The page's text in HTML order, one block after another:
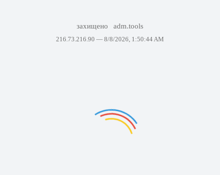
захищено adm.tools
216.73.216.90 — 8/8/2026, 1:50:44 AM